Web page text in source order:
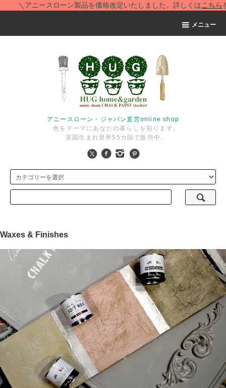
＼アニースローン製品を価格改定いたしました。詳しくは こちらをご
メニュー
アニースローン・ジャパン直営online shop
色をテーマにあなたの暮らしを彩ります。
英国生まれ世界55カ国で販売中。
Waxes & Finishes